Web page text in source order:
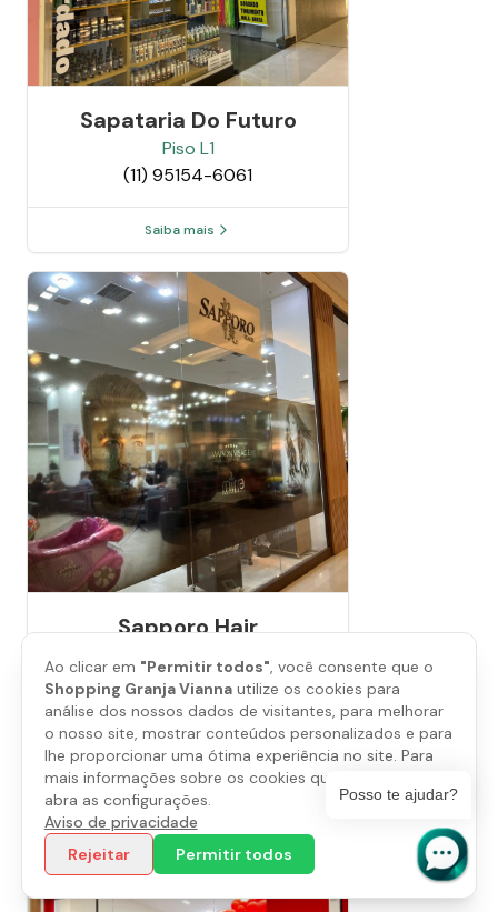
Ao clicar em "Permitir todos", você consente que o
Shopping Granja Viannautilize os cookies para
análise dos nossos dados de visitantes, para melhorar
o nosso site, mostrar conteúdos personalizados e para
lhe proporcionar uma ótima experiência no site. Para
mais informações sobre os cookies que utilizamos,
abra as configurações.
Aviso de privacidade
Rejeitar
Permitir todos
Sapataria Do Futuro
Piso L1
(11) 95154-6061
Saiba mais
Sapporo Hair
(11) 4612-1783
Saiba mais
Posso te ajudar?